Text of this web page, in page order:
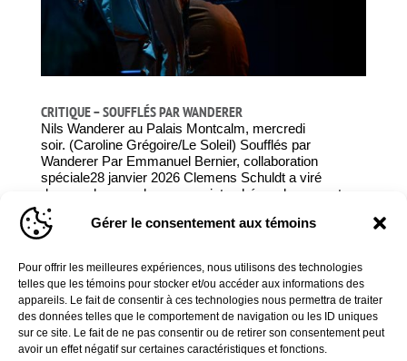
Gérer le consentement aux témoins
Pour offrir les meilleures expériences, nous utilisons des technologies
telles que les témoins pour stocker et/ou accéder aux informations des
appareils. Le fait de consentir à ces technologies nous permettra de traiter
des données telles que le comportement de navigation ou les ID uniques
sur ce site. Le fait de ne pas consentir ou de retirer son consentement peut
avoir un effet négatif sur certaines caractéristiques et fonctions.
CRITIQUE – SOUFFLÉS PAR WANDERER
Nils Wanderer au Palais Montcalm, mercredi
soir. (Caroline Grégoire/Le Soleil) Soufflés par
Wanderer Par Emmanuel Bernier, collaboration
spéciale28 janvier 2026 Clemens Schuldt a viré
dessus-dessous le sacro-saint schéma du concert
(ouverture-concerto-symphonie) pour...